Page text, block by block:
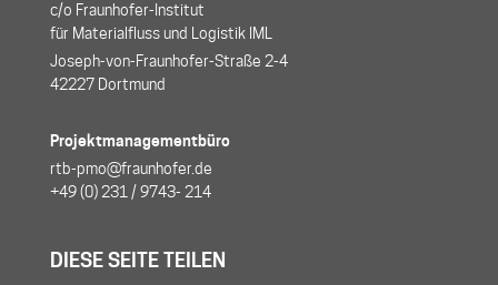
c/o Fraunhofer-Institut
für Materialfluss und Logistik IML
Joseph-von-Fraunhofer-Straße 2-4
42227 Dortmund
Projektmanagementbüro
rtb-pmo@fraunhofer.de
+49 (0) 231 / 9743- 214
DIESE SEITE TEILEN